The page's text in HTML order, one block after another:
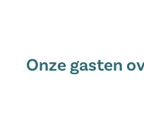
Onze gasten